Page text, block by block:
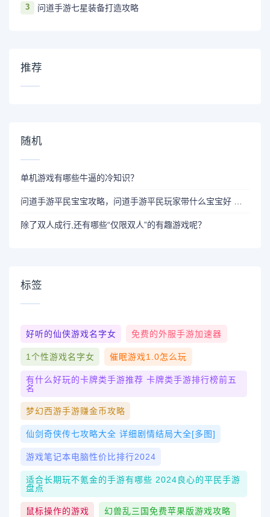
3 问道手游七星装备打造攻略
推荐
随机
单机游戏有哪些牛逼的冷知识？
问道手游平民宝宝攻略，问道手游平民玩家带什么宝宝好 新手宝宝选择推荐
除了双人成行,还有哪些“仅限双人”的有趣游戏呢？
标签
好听的仙侠游戏名字女 免费的外服手游加速器
1个性游戏名字女 催眠游戏1.0怎么玩
有什么好玩的卡牌类手游推荐 卡牌类手游排行榜前五
名
梦幻西游手游赚金币攻略
仙剑奇侠传七攻略大全 详细剧情结局大全[多图]
游戏笔记本电脑性价比排行2024
适合长期玩不氪金的手游有哪些 2024良心的平民手游
盘点
鼠标操作的游戏 幻兽乱三国免费苹果版游戏攻略